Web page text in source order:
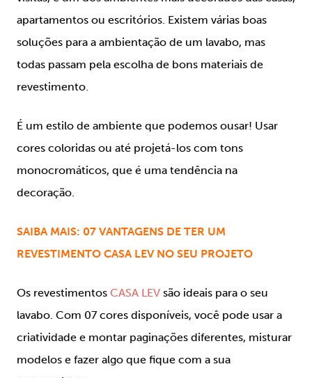
apartamentos ou escritórios. Existem várias boas
soluções para a ambientação de um lavabo, mas
todas passam pela escolha de bons materiais de
revestimento.
É um estilo de ambiente que podemos ousar! Usar
cores coloridas ou até projetá-los com tons
monocromáticos, que é uma tendência na
decoração.
SAIBA MAIS: 07 VANTAGENS DE TER UM
REVESTIMENTO CASA LEV NO SEU PROJETO
Os revestimentos CASA LEV são ideais para o seu
lavabo. Com 07 cores disponíveis, você pode usar a
criatividade e montar paginações diferentes, misturar
modelos e fazer algo que fique com a sua